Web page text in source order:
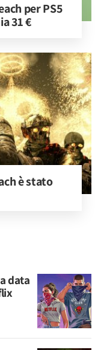
per PS5
31 €
è stato
data